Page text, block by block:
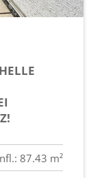
87.43 m²